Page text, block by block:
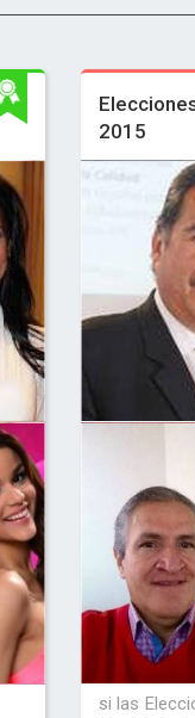
2015
si las